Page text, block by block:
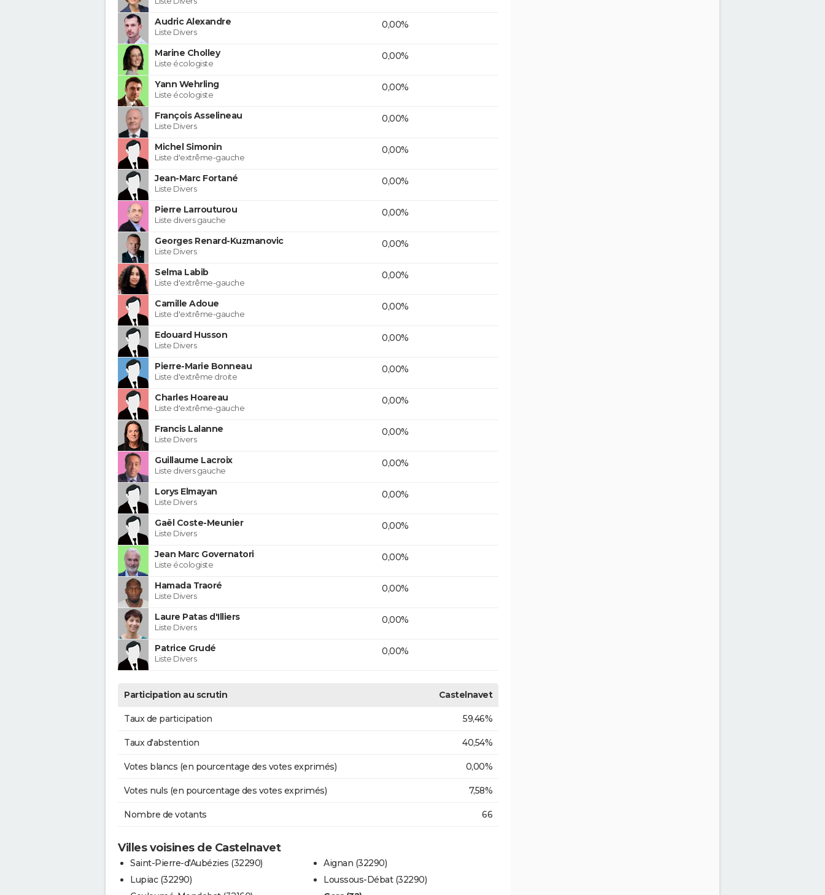
Audric Alexandre
Liste Divers
0,00%
Marine Cholley
Liste écologiste
0,00%
Yann Wehrling
Liste écologiste
0,00%
François Asselineau
Liste Divers
0,00%
Michel Simonin
Liste d'extrême-gauche
0,00%
Jean-Marc Fortané
Liste Divers
0,00%
Pierre Larrouturou
Liste divers gauche
0,00%
Georges Renard-Kuzmanovic
Liste Divers
0,00%
Selma Labib
Liste d'extrême-gauche
0,00%
Camille Adoue
Liste d'extrême-gauche
0,00%
Edouard Husson
Liste Divers
0,00%
Pierre-Marie Bonneau
Liste d'extrême droite
0,00%
Charles Hoareau
Liste d'extrême-gauche
0,00%
Francis Lalanne
Liste Divers
0,00%
Guillaume Lacroix
Liste divers gauche
0,00%
Lorys Elmayan
Liste Divers
0,00%
Gaël Coste-Meunier
Liste Divers
0,00%
Jean Marc Governatori
Liste écologiste
0,00%
Hamada Traoré
Liste Divers
0,00%
Laure Patas d'Illiers
Liste Divers
0,00%
Patrice Grudé
Liste Divers
0,00%
Participation au scrutin Castelnavet
Taux de participation 59,46%
Taux d'abstention 40,54%
Votes blancs (en pourcentage des votes exprimés) 0,00%
Votes nuls (en pourcentage des votes exprimés) 7,58%
Nombre de votants 66
Villes voisines de Castelnavet
Saint-Pierre-d'Aubézies (32290)
Lupiac (32290)
Aignan (32290)
Loussous-Débat (32290)